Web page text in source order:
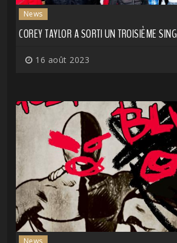
News
COREY TAYLOR A SORTI UN TROISIÈME
16 août 2023
News